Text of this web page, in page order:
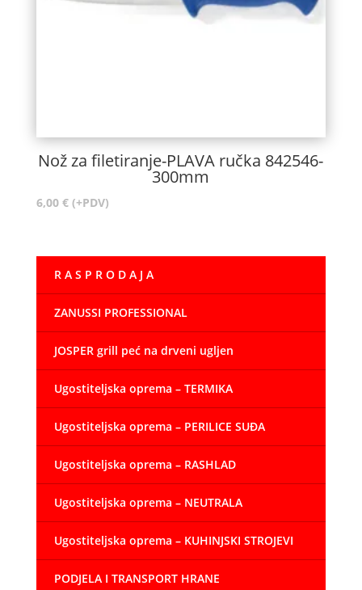
Nož za filetiranje-PLAVA ručka 842546-
300mm
6,00 € (+PDV)
R A S P R O D A J A
ZANUSSI PROFESSIONAL
JOSPER grill peć na drveni ugljen
Ugostiteljska oprema – TERMIKA
Ugostiteljska oprema – PERILICE SUĐA
Ugostiteljska oprema – RASHLAD
Ugostiteljska oprema – NEUTRALA
Ugostiteljska oprema – KUHINJSKI STROJEVI
PODJELA I TRANSPORT HRANE